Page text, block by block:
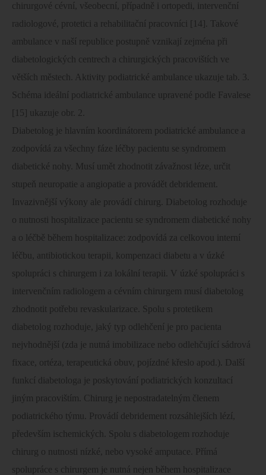
chirurgové cévní, všeobecní, případně i ortopedi, intervenční
radiologové, protetici a rehabilitační pracovníci [14]. Takové
ambulance v naší republice postupně vznikají zejména při
diabetologických centrech a chirurgických pracovištích ve
větších městech. Aktivity podiatrické ambulance ukazuje tab. 3.
Schéma ideální podiatrické ambulance upravené podle Favalese
[15] ukazuje obr. 2.
Diabetolog je hlavním koordinátorem podiatrické ambulance a
zodpovídá za všechny fáze léčby pacientu se syndromem
diabetické nohy. Musí umět zhodnotit závažnost léze, určit
stupeň neuropatie a angiopatie a provádět debridement.
Invazivnější výkony ale provádí chirurg. Diabetolog rozhoduje
o nutnosti hospitalizace pacientu se syndromem diabetické nohy
a o léčbě během hospitalizace: zodpovídá za celkovou interní
léčbu, antibiotickou terapii, kompenzaci diabetu a v úzké
spolupráci s chirurgem i za lokální terapii. V úzké spolupráci s
intervenčním radiologem a cévním chirurgem musí diabetolog
zhodnotit potřebu revaskularizace. Spolu s protetikem
diabetolog rozhoduje, jaký typ odlehčení je pro pacienta
nejvhodnější (zda je nutná imobilizace nebo odlehčující sádrová
fixace, ortéza, terapeutická obuv, pojízdné křeslo apod.). Další
funkcí diabetologa je poskytování podiatrických konzultací
jiným pracovištím. Chirurg je nepostradatelným členem
podiatrického týmu. Provádí debridement rozsáhlejších lézí,
především ischemických. Spolu s diabetologem rozhoduje
chirurg o nutnosti nízké, nebo vysoké amputace. Přímá
spolupráce s chirurgem je nutná nejen během hospitalizace